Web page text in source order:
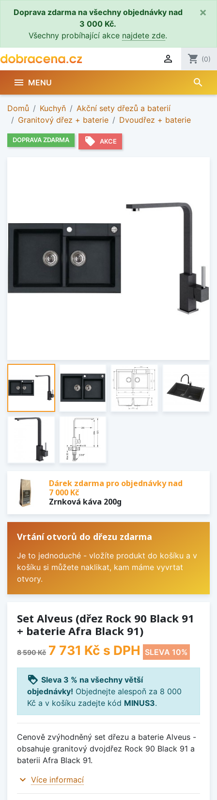
Doprava zdarma na všechny objednávky nad
3 000 Kč.
Všechny probíhající akce najdete zde.
×
 shopping_cart (0)
 MENU search
Domů Kuchyň
Akční sety dřezů a baterií
Granitový dřez + baterie
Dvoudřez + baterie
DOPRAVA ZDARMA local_offer AKCE
Dárek zdarma pro objednávky nad
7 000 Kč
Zrnková káva 200g
Vrtání otvorů do dřezu zdarma
Je to jednoduché - vložíte produkt do košíku a v
košíku si můžete naklikat, kam máme vyvrtat
otvory.
Set Alveus (dřez Rock 90 Black 91
+ baterie Afra Black 91)
8 590 Kč 7 731 Kč s DPH SLEVA 10%
loyalty Sleva 3 % na všechny větší
objednávky! Objednejte alespoň za 8 000
Kč a v košíku zadejte kód MINUS3.
Cenově zvýhodněný set dřezu a baterie Alveus -
obsahuje granitový dvojdřez Rock 90 Black 91 a
baterii Afra Black 91.
expand_more Více informací